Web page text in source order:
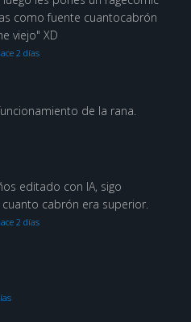
como fuente cuantocabrón
viejo" XD
2 días
de la rana.
editado con IA, sigo
cabrón era superior.
2 días